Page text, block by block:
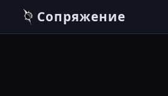
Сопряжение